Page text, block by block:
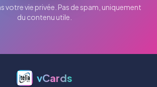
votre vie privée. Pas de spam, uniquement
du contenu utile.
vCards